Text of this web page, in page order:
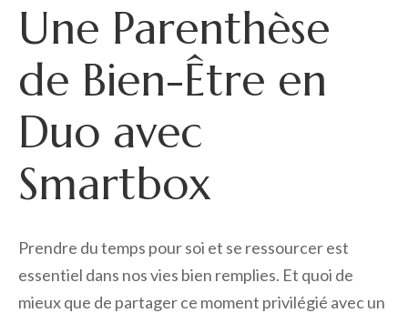
Une Parenthèse
de Bien-Être en
Duo avec
Smartbox
Prendre du temps pour soi et se ressourcer est
essentiel dans nos vies bien remplies. Et quoi de
mieux que de partager ce moment privilégié avec un